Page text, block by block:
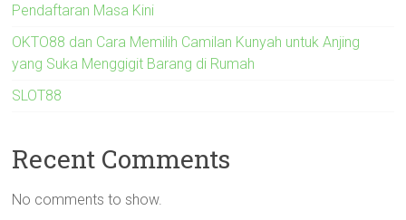
Pendaftaran Masa Kini
OKTO88 dan Cara Memilih Camilan Kunyah untuk Anjing
yang Suka Menggigit Barang di Rumah
SLOT88
Recent Comments
No comments to show.